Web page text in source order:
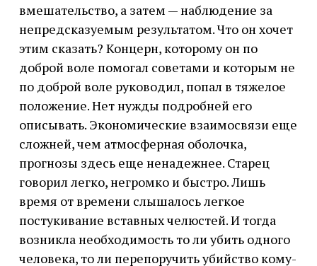
вмешательство, а затем — наблюдение за
непредсказуемым результатом. Что он хочет
этим сказать? Концерн, которому он по
доброй воле помогал советами и которым не
по доброй воле руководил, попал в тяжелое
положение. Нет нужды подробней его
описывать. Экономические взаимосвязи еще
сложней, чем атмосферная оболочка,
прогнозы здесь еще ненадежнее. Старец
говорил легко, негромко и быстро. Лишь
время от времени слышалось легкое
постукивание вставных челюстей. И тогда
возникла необходимость то ли убить одного
человека, то ли перепоручить убийство кому-